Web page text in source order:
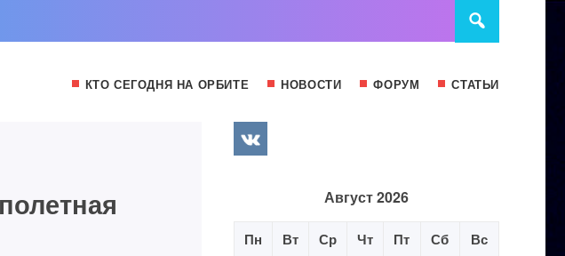
КТО СЕГОДНЯ НА ОРБИТЕ НОВОСТИ ФОРУМ СТАТЬИ
Август 2026
Пн Вт Ср Чт Пт Сб Вс